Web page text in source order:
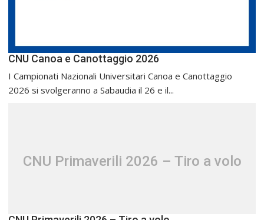
CNU Canoa e Canottaggio 2026
I Campionati Nazionali Universitari Canoa e Canottaggio
2026 si svolgeranno a Sabaudia il 26 e il...
CNU Primaverili 2026 – Tiro a volo